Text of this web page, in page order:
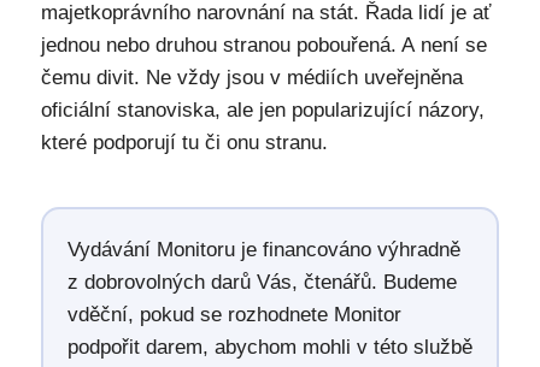
majetkoprávního narovnání na stát. Řada lidí je ať
jednou nebo druhou stranou pobouřená. A není se
čemu divit. Ne vždy jsou v médiích uveřejněna
oficiální stanoviska, ale jen popularizující názory,
které podporují tu či onu stranu.
Vydávání Monitoru je financováno výhradně
z dobrovolných darů Vás, čtenářů. Budeme
vděční, pokud se rozhodnete Monitor
podpořit darem, abychom mohli v této službě